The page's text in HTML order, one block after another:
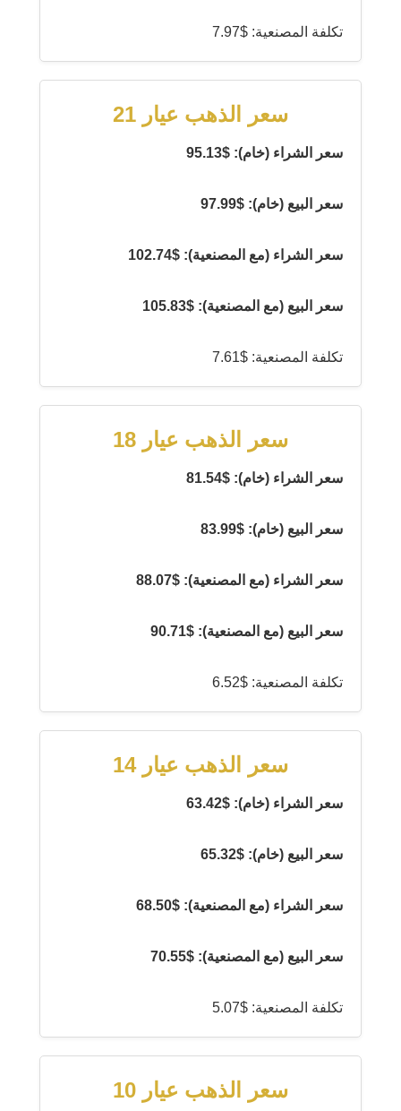
تكلفة المصنعية: $7.97
سعر الذهب عيار 21
سعر الشراء (خام): $95.13
سعر البيع (خام): $97.99
سعر الشراء (مع المصنعية): $102.74
سعر البيع (مع المصنعية): $105.83
تكلفة المصنعية: $7.61
سعر الذهب عيار 18
سعر الشراء (خام): $81.54
سعر البيع (خام): $83.99
سعر الشراء (مع المصنعية): $88.07
سعر البيع (مع المصنعية): $90.71
تكلفة المصنعية: $6.52
سعر الذهب عيار 14
سعر الشراء (خام): $63.42
سعر البيع (خام): $65.32
سعر الشراء (مع المصنعية): $68.50
سعر البيع (مع المصنعية): $70.55
تكلفة المصنعية: $5.07
سعر الذهب عيار 10